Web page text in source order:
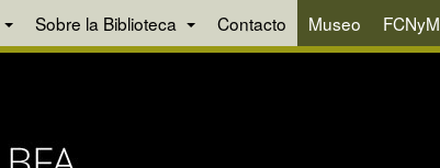
Sobre la Biblioteca Contacto Museo FCNyM